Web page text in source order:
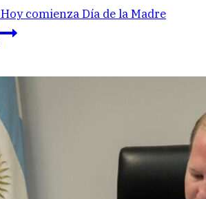
Hoy comienza Día de la Madre